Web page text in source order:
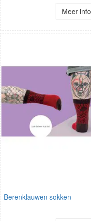
Meer info
Berenklauwen sokken